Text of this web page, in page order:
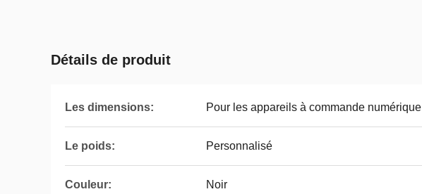
Détails de produit
Les dimensions: Pour les appareils à commande numérique
Le poids: Personnalisé
Couleur: Noir